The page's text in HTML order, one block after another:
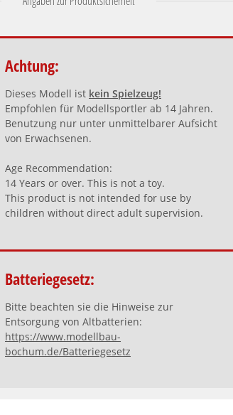
Achtung:
Dieses Modell ist kein Spielzeug!
Empfohlen für Modellsportler ab 14 Jahren.
Benutzung nur unter unmittelbarer Aufsicht
von Erwachsenen.
Age Recommendation:
14 Years or over. This is not a toy.
This product is not intended for use by
children without direct adult supervision.
Batteriegesetz:
Bitte beachten sie die Hinweise zur
Entsorgung von Altbatterien:
https://www.modellbau-
bochum.de/Batteriegesetz